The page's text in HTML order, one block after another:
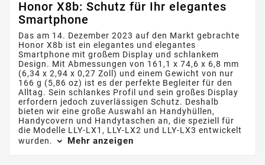
Honor X8b: Schutz für Ihr elegantes
Smartphone
Das am 14. Dezember 2023 auf den Markt gebrachte
Honor X8b ist ein elegantes und elegantes
Smartphone mit großem Display und schlankem
Design. Mit Abmessungen von 161,1 x 74,6 x 6,8 mm
(6,34 x 2,94 x 0,27 Zoll) und einem Gewicht von nur
166 g (5,86 oz) ist es der perfekte Begleiter für den
Alltag. Sein schlankes Profil und sein großes Display
erfordern jedoch zuverlässigen Schutz. Deshalb
bieten wir eine große Auswahl an Handyhüllen,
Handycovern und Handytaschen an, die speziell für
die Modelle LLY-LX1, LLY-LX2 und LLY-LX3 entwickelt
wurden.
Mehr anzeigen